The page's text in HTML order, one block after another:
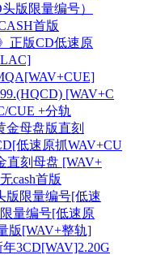
版限量编号）
首版
正版CD低速原
[WAV+C
CUE +分轨
金母盘版直刻
低速原抓WAV+CU
直刻母盘 [WAV+
cash首版
版限量编号[低速
量编号[低速原
版[WAV+整轨]
3CD[WAV]2.20G